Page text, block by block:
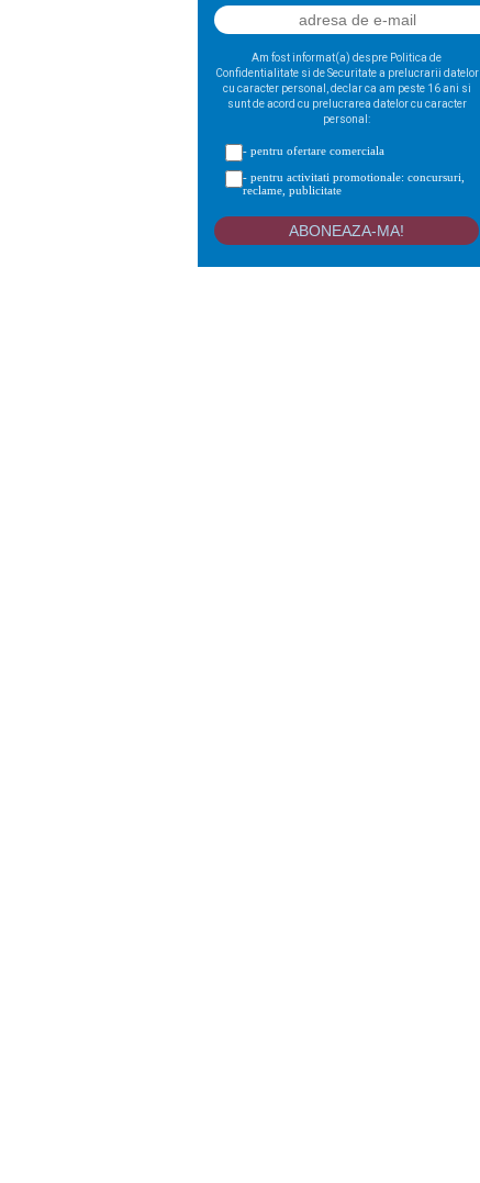
Am fost informat(a) despre Politica de
Confidentialitate si de Securitate a prelucrarii datelor
cu caracter personal, declar ca am peste 16 ani si
sunt de acord cu prelucrarea datelor cu caracter
personal:
- pentru ofertare comerciala
- pentru activitati promotionale: concursuri,
reclame, publicitate